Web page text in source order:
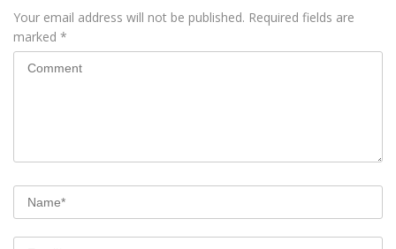
Your email address will not be published. Required fields are
marked *